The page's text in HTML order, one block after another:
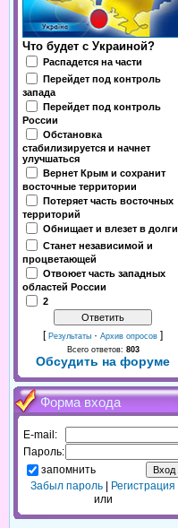
Что будет с Украиной?
Распадется на части
Перейдет под контроль
запада
Перейдет под контроль
России
Обстановка
стабилизируется и начнет
улучшаться
Вернет Крым и сохранит
восточные территории
Потеряет часть восточных
территорий
Обнищает и влезет в долги
Станет независимой и
процветающей
Отвоюет часть западных
областей России
2
[ Результаты · Архив опросов ]
Всего ответов: 803
Обсудить на форуме
Форма входа
E-mail:
Пароль:
запомнить
Забыл пароль
Регистрация
или